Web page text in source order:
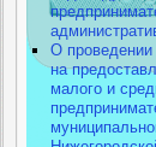
О проведении
на
малого и